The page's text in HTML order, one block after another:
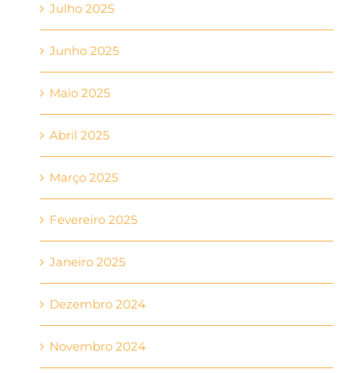
Julho 2025
Junho 2025
Maio 2025
Abril 2025
Março 2025
Fevereiro 2025
Janeiro 2025
Dezembro 2024
Novembro 2024